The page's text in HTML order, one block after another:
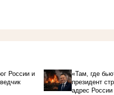
России и
«Там, где
президент
адрес России